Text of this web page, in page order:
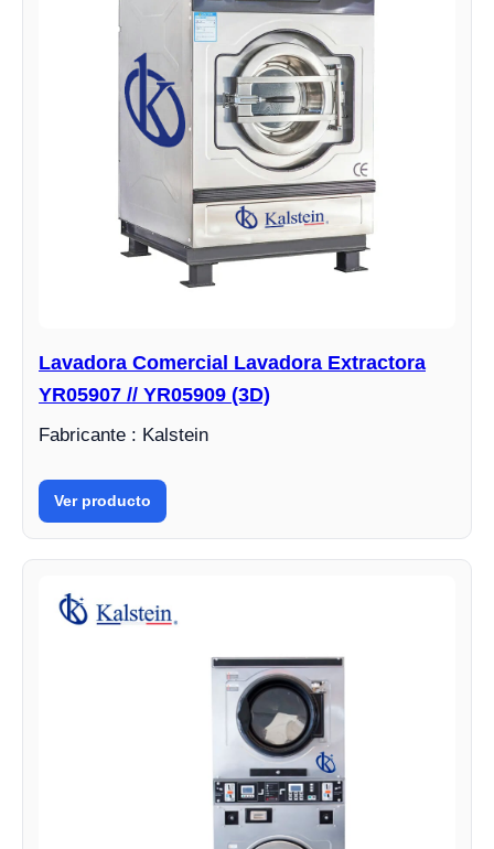
Lavadora Comercial Lavadora Extractora
YR05907 // YR05909 (3D)
Fabricante : Kalstein
Ver producto